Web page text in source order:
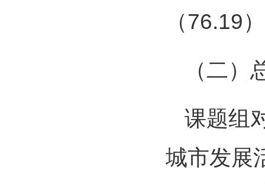
（76.19
（二）
课题组
城市发展